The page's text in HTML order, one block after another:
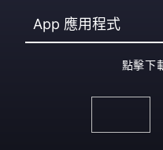
App 應用程式
點擊下